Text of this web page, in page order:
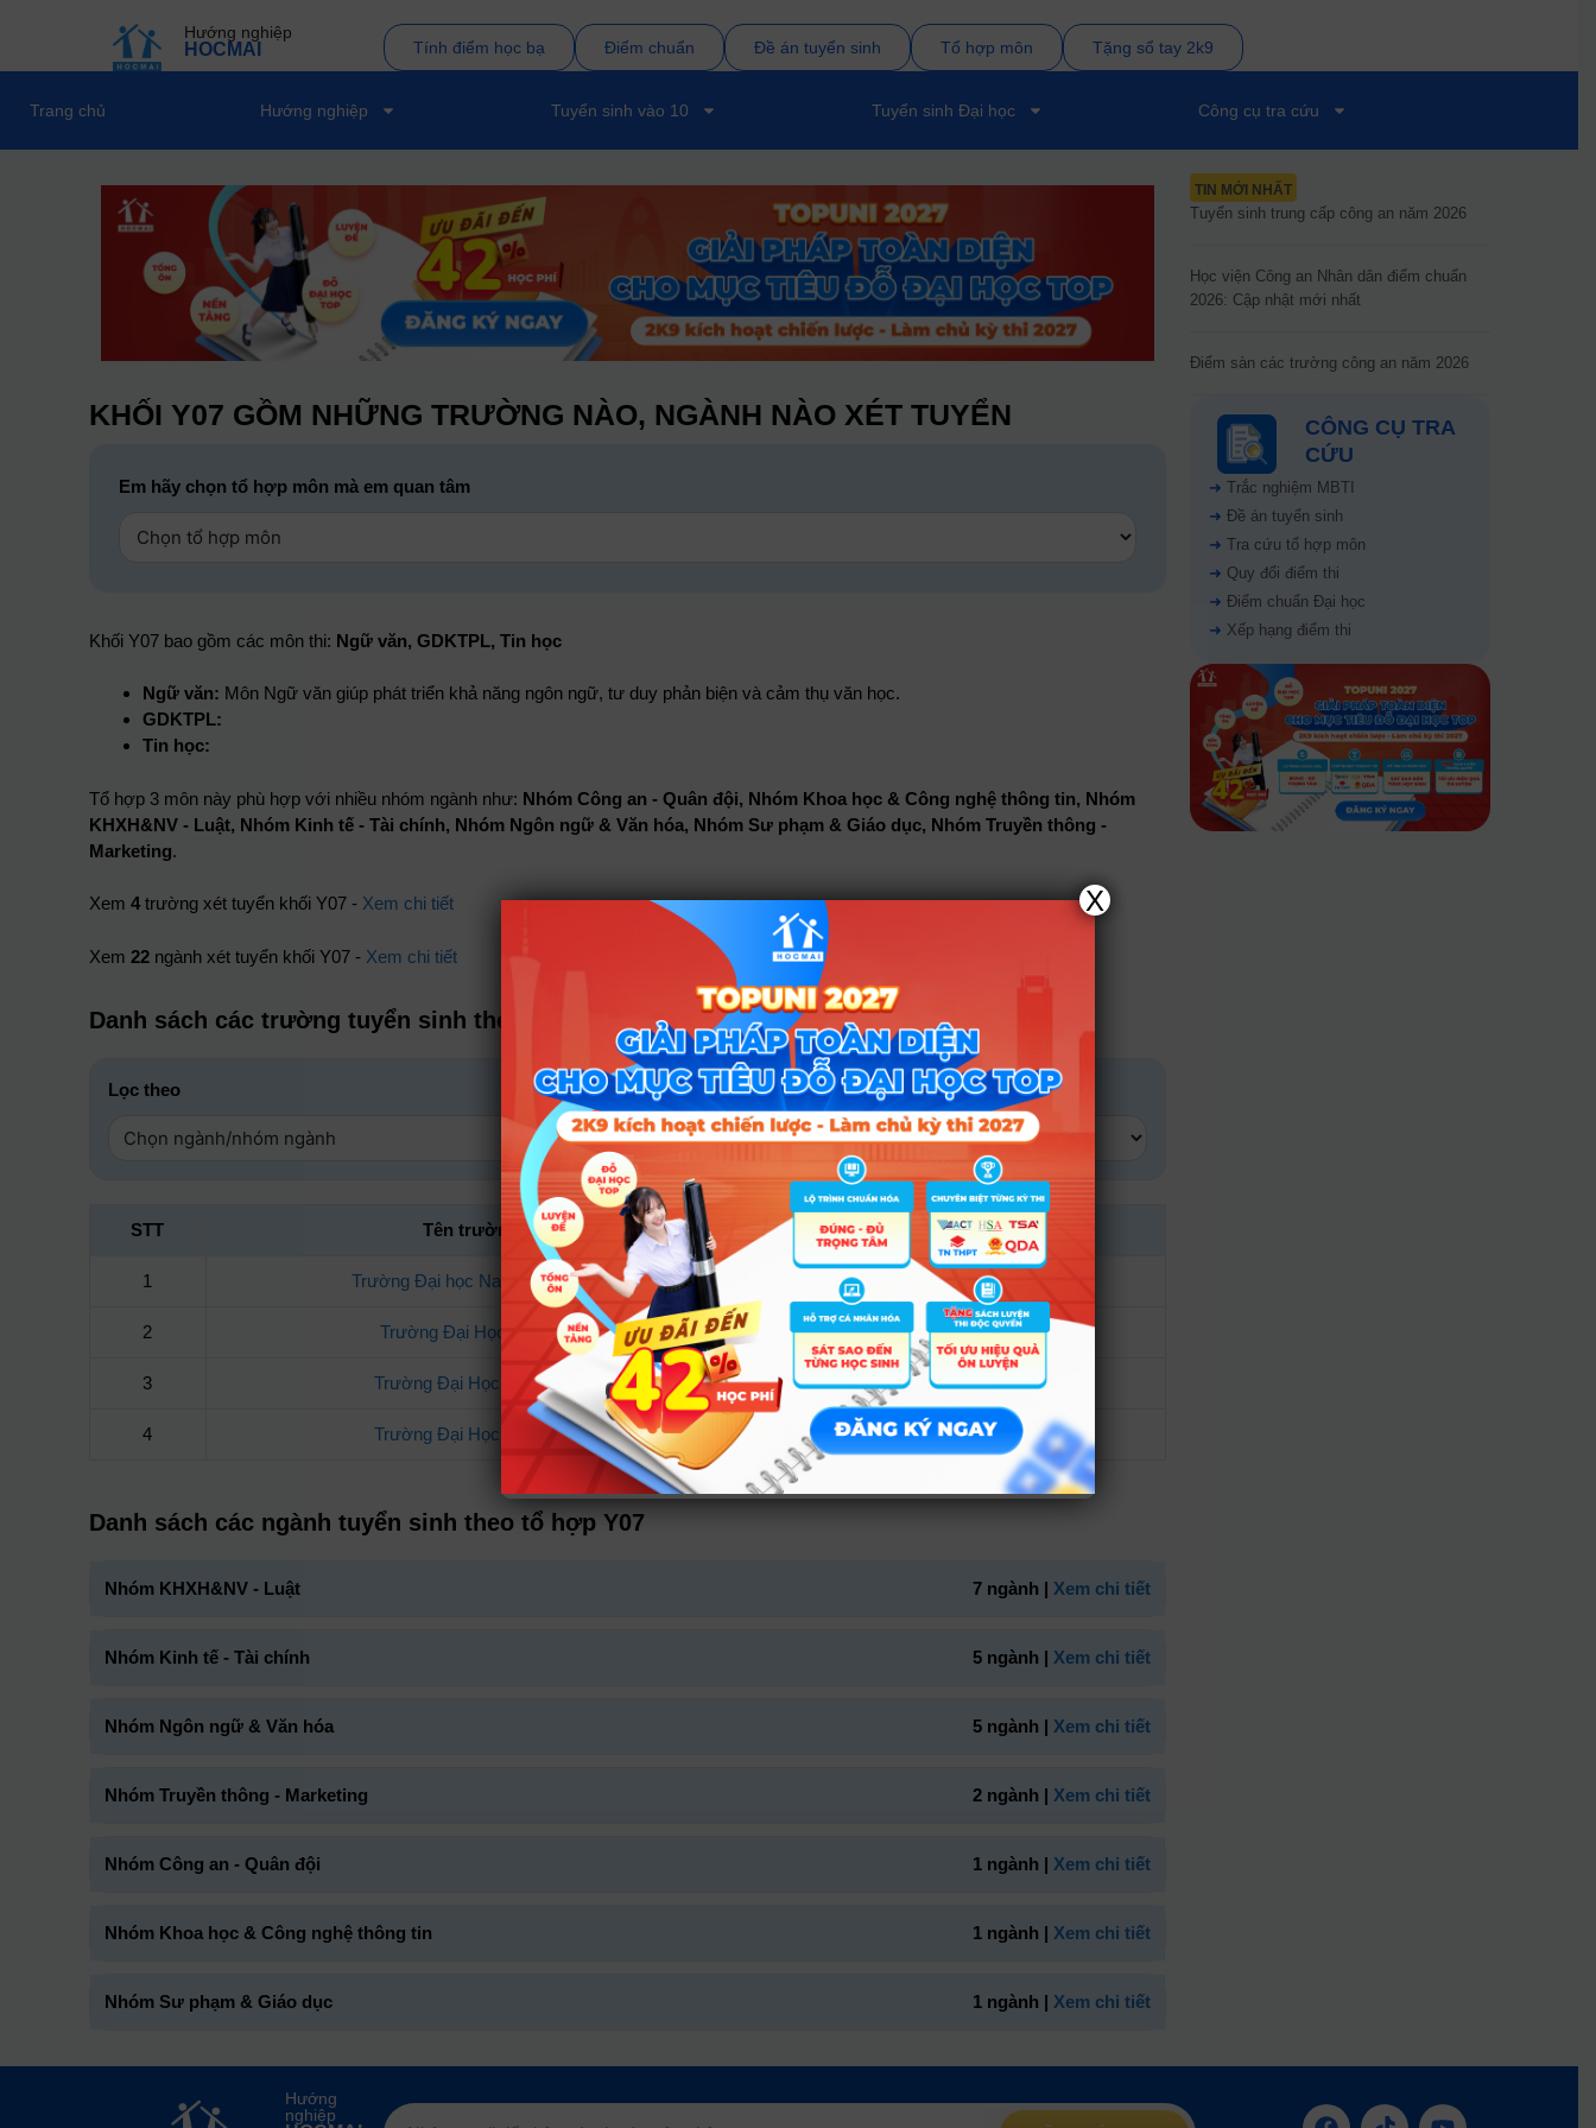
Hướng nghiệp
HOCMAI Tính điểm học bạ Điểm chuẩn Đề án tuyển sinh Tổ hợp môn Tặng sổ tay 2k9
Trang chủ Hướng nghiệp Tuyển sinh vào 10 Tuyển sinh Đại học Công cụ tra cứu
KHỐI Y07 GỒM NHỮNG TRƯỜNG NÀO, NGÀNH NÀO XÉT TUYỂN
Em hãy chọn tổ hợp môn mà em quan tâm
Khối Y07 bao gồm các môn thi: Ngữ văn, GDKTPL, Tin học
Ngữ văn: Môn Ngữ văn giúp phát triển khả năng ngôn ngữ, tư duy phản biện và cảm thụ văn học.
GDKTPL:
Tin học:
Tổ hợp 3 môn này phù hợp với nhiều nhóm ngành như: Nhóm Công an - Quân đội, Nhóm Khoa học & Công nghệ thông tin, Nhóm
KHXH&NV - Luật, Nhóm Kinh tế - Tài chính, Nhóm Ngôn ngữ & Văn hóa, Nhóm Sư phạm & Giáo dục, Nhóm Truyền thông -
Marketing.
Xem 4trường xét tuyển khối Y07 - Xem chi tiết
Xem 22ngành xét tuyển khối Y07 - Xem chi tiết
Danh sách các trường tuyển sinh theo tổ hợp Y07
Lọc theo
STT Tên trường Kết quả Chi tiết
1 Trường Đại học Nam Cần Thơ 13 ngành Xem chi tiết
2 Trường Đại Học Đà Lạt 7 ngành Xem chi tiết
3 Trường Đại Học Sài Gòn 1 ngành Xem chi tiết
4 Trường Đại Học Trà Vinh 1 ngành Xem chi tiết
Danh sách các ngành tuyển sinh theo tổ hợp Y07
Nhóm KHXH&NV - Luật 7 ngành | Xem chi tiết
Nhóm Kinh tế - Tài chính 5 ngành | Xem chi tiết
Nhóm Ngôn ngữ & Văn hóa 5 ngành | Xem chi tiết
Nhóm Truyền thông - Marketing 2 ngành | Xem chi tiết
Nhóm Công an - Quân đội 1 ngành | Xem chi tiết
Nhóm Khoa học & Công nghệ thông tin 1 ngành | Xem chi tiết
Nhóm Sư phạm & Giáo dục 1 ngành | Xem chi tiết
TIN MỚI NHẤT
Tuyển sinh trung cấp công an năm 2026
Học viện Công an Nhân dân điểm chuẩn
2026: Cập nhật mới nhất
Điểm sàn các trường công an năm 2026
CÔNG CỤ TRA
CỨU
➜Trắc nghiệm MBTI
➜Đề án tuyển sinh
➜Tra cứu tổ hợp môn
➜ Quy đổi điểm thi
➜Điểm chuẩn Đại học
➜ Xếp hạng điểm thi
Hướng
nghiệp
X